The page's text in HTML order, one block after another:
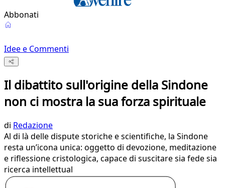
Abbonati
Idee e Commenti
Il dibattito sull'origine della Sindone
non ci mostra la sua forza spirituale
di Redazione
Al di là delle dispute storiche e scientifiche, la Sindone
resta un’icona unica: oggetto di devozione, meditazione
e riflessione cristologica, capace di suscitare sia fede sia
ricerca intellettual